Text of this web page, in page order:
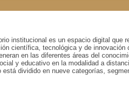
institucional es un espacio digital que
científica, tecnológica y de
en las diferentes áreas del
y educativo en la modalidad a
está dividido en nueve categorías,